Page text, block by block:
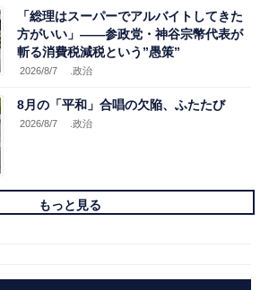
「総理はスーパーでアルバイトしてきた
方がいい」――参政党・神谷宗幣代表が
斬る消費税減税という”愚策”
2026/8/7 .政治
8月の「平和」合唱の欠陥、ふたたび
2026/8/7 .政治
もっと見る